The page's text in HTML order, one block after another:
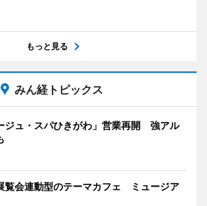
もっと見る
みん経トピックス
ジュ・スパひきがわ」営業再開 強アル
覧会連動型のテーマカフェ ミュージア